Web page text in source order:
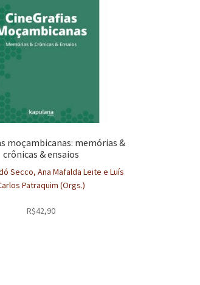
moçambicanas: memórias &
crônicas & ensaios
Secco, Ana Mafalda Leite e Luís
Patraquim (Orgs.)
R$42,90